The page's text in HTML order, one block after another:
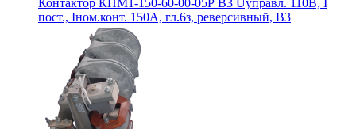
Контактор КПМ1-150-60-00-05Р В3 Uуправл. 110В, I
пост., Iном.конт. 150А, гл.6з, реверсивный, В3